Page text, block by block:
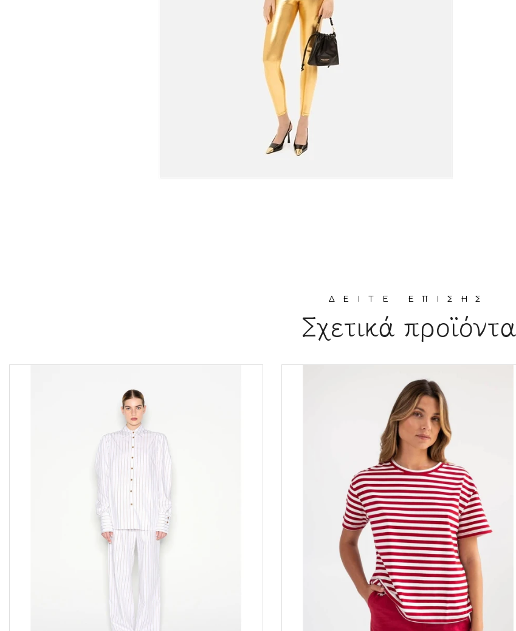
ΔΕΙΤΕ ΕΠΙΣΗΣ
Σχετικά προϊόντα